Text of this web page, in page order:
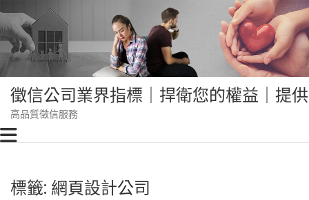
to
content
徵信公司業界指標｜捍衛您的權益｜提
高品質徵信服務
標籤: 網頁設計公司